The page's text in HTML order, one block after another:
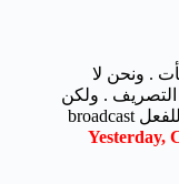
. ونحن لا
التصريف . ولكن
ندرك وجودها دائما . فمثلا ليس هناك تصريف للفعل broadcast
“Yesterday,